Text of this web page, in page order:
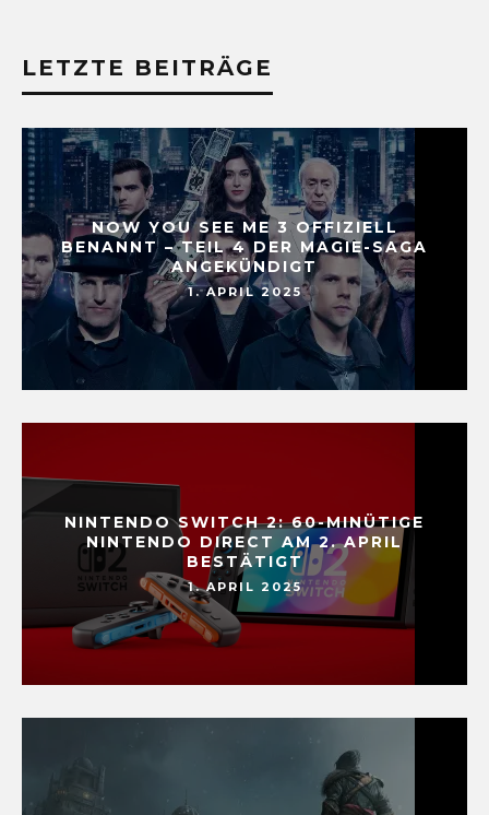
LETZTE BEITRÄGE
NOW YOU SEE ME 3 OFFIZIELL
BENANNT – TEIL 4 DER MAGIE-SAGA
ANGEKÜNDIGT
1. APRIL 2025
NINTENDO SWITCH 2: 60-MINÜTIGE
NINTENDO DIRECT AM 2. APRIL
BESTÄTIGT
1. APRIL 2025